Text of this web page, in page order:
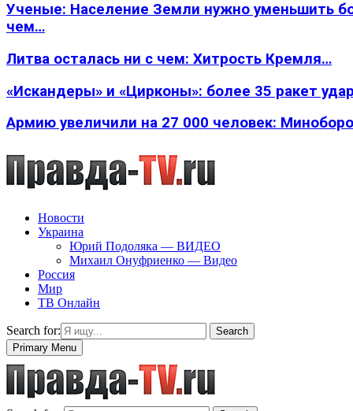
Ученые: Население Земли нужно уменьшить
чем…
Литва осталась ни с чем: Хитрость Кремля…
«Искандеры» и «Цирконы»: более 35 ракет
Армию увеличили на 27 000 человек:
Новости
Украина
Юрий Подоляка — ВИДЕО
Михаил Онуфриенко — Видео
Россия
Мир
ТВ Онлайн
Search for:
Search
Primary Menu